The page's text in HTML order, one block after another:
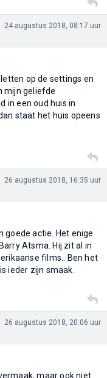
24 augustus 2018, 08:17 uur
op de settings en
mijn geliefde
in een oud huis in
staat het huis opeens
26 augustus 2018, 16:35 uur
goede actie. Het enige
Atsma. Hij zit al in
films.. Ben het
ieder zijn smaak.
26 augustus 2018, 20:06 uur
maar ook niet